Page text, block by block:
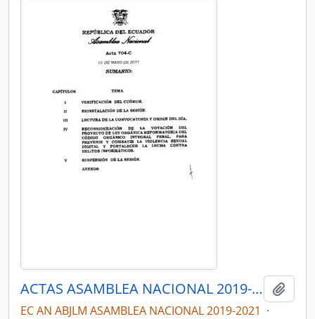
ACTAS ASAMBLEA NACIONAL 2019-2021
EC AN ABJLM ASAMBLEA NACIONAL 2019-2021 ·